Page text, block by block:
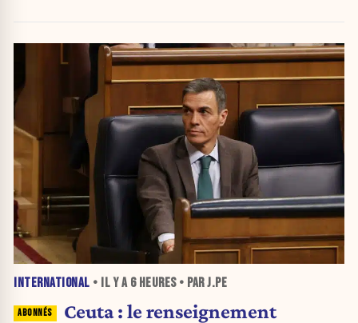
INTERNATIONAL • IL Y A 6 HEURES• PAR J.PE
Ceuta : le renseignement